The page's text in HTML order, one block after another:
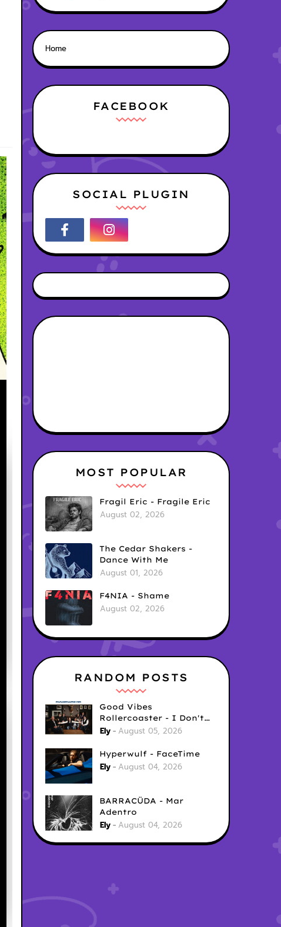
Home
FACEBOOK
SOCIAL PLUGIN
MOST POPULAR
Fragil Eric - Fragile Eric
August 02, 2026
The Cedar Shakers -
Dance With Me
August 01, 2026
F4NIA - Shame
August 02, 2026
RANDOM POSTS
Good Vibes
Rollercoaster - I Don't
Care
Ely August 05, 2026
Hyperwulf - FaceTime
Ely August 04, 2026
BARRACÜDA - Mar
Adentro
Ely August 04, 2026